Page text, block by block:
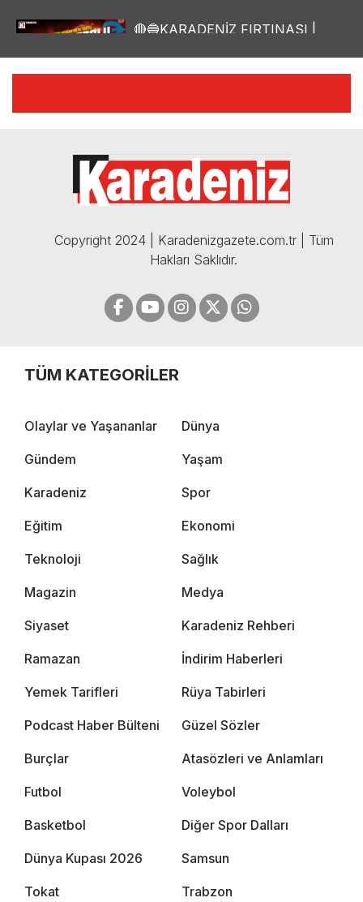
🔴🔵KARADENİZ FIRTINASI |
🔴🔵KARADENİZ FIRTINASI |
05.12.2024
Copyright 2024 | Karadenizgazete.com.tr | Tüm
Hakları Saklıdır.
TÜM KATEGORİLER
Olaylar ve Yaşananlar Dünya
Gündem Yaşam
Karadeniz Spor
Eğitim Ekonomi
Teknoloji Sağlık
Magazin Medya
Siyaset Karadeniz Rehberi
Ramazan İndirim Haberleri
Yemek Tarifleri Rüya Tabirleri
Podcast Haber Bülteni Güzel Sözler
Burçlar Atasözleri ve Anlamları
Futbol Voleybol
Basketbol Diğer Spor Dalları
Dünya Kupası 2026 Samsun
Tokat Trabzon